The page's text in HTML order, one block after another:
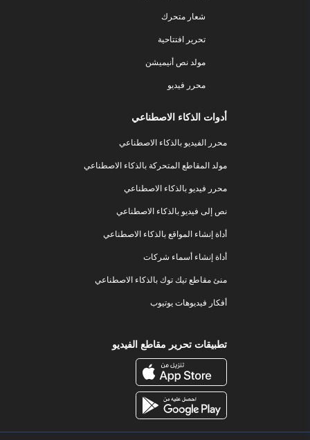
شعار متحرك
تحرير افتتاحية
مولد نص أنيميشن
محرر فيديو
أدوات الذكاء الاصطناعي
محرر الفيديو بالذكاء الاصطناعي
مولد المقاطع المتحركة بالذكاء الاصطناعي
محرر فيديو بالذكاء الاصطناعي
نص إلى فيديو بالذكاء الاصطناعي
أداة إنشاء المواقع بالذكاء الاصطناعي
أداة إنشاء أسماء شركات
منئ مقاطع تيك توك بالذكاء الاصطناعي
أفكار فيديوهات يوتيوب
تطبيقات تحرير مقاطع الفيديو